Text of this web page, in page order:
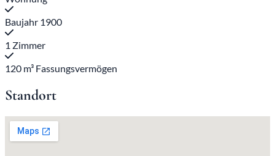
Baujahr 1900
1 Zimmer
120 m³ Fassungsvermögen
Standort